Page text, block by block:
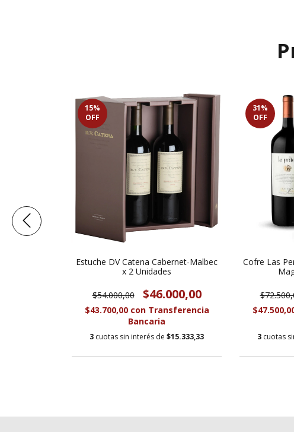
15%
OFF
Estuche DV Catena Cabernet-Malbec
x 2 Unidades
$54.000,00 $46.000,00
$43.700,00 con Transferencia
Bancaria
3 cuotas sin interés de $15.333,33
31%
OFF
Cofre Las
3 cuotas